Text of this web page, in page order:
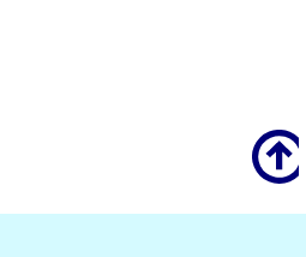
Scroll